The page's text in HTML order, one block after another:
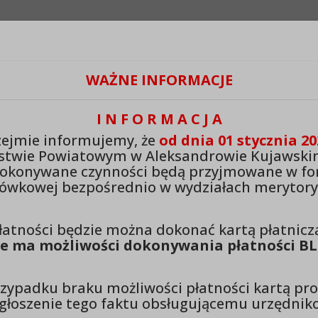
Zmień odstęp między literami
Zmień interlinię i margines między paragrafami
Przywróć ustawienia domyślne
Czytaj odnośniki
Powiatowe w
Magda Mąkowska [2023]
Imię:
Magda
WAŻNE INFORMACJE
I N F O R M A C J A
informujemy, że od dnia 01 stycznia
Powiatowym w Aleksandrowie
czynności będą przyjmowane w
bezpośrednio w wydziałach
będzie można dokonać kartą
ma możliwości dokonywania płatności
braku możliwości płatności kartą
tego faktu obsługującemu